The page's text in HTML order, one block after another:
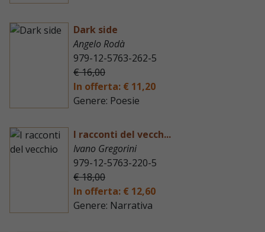
Dark side
Angelo Rodà
979-12-5763-262-5
€ 16,00
In offerta: € 11,20
Genere: Poesie
I racconti del vecch...
Ivano Gregorini
979-12-5763-220-5
€ 18,00
In offerta: € 12,60
Genere: Narrativa